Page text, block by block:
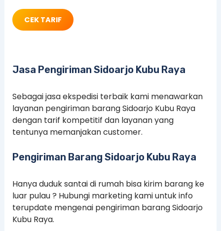
CEK TARIF
Jasa Pengiriman Sidoarjo Kubu Raya
Sebagai jasa ekspedisi terbaik kami menawarkan
layanan pengiriman barang Sidoarjo Kubu Raya
dengan tarif kompetitif dan layanan yang
tentunya memanjakan customer.
Pengiriman Barang Sidoarjo Kubu Raya
Hanya duduk santai di rumah bisa kirim barang ke
luar pulau ? Hubungi marketing kami untuk info
terupdate mengenai pengiriman barang Sidoarjo
Kubu Raya.